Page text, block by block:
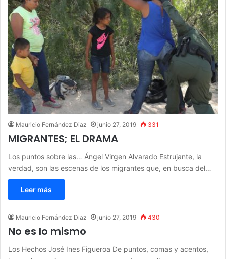
Mauricio Fernández Diaz junio 27, 2019 331
MIGRANTES; EL DRAMA
Los puntos sobre las… Ángel Virgen Alvarado Estrujante, la
verdad, son las escenas de los migrantes que, en busca del…
Leer más
Mauricio Fernández Diaz junio 27, 2019 430
No es lo mismo
Los Hechos José Ines Figueroa De puntos, comas y acentos,